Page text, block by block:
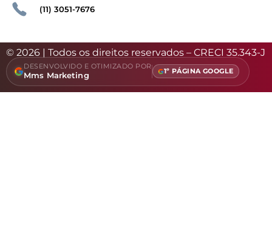
(11) 3051-7676
© 2026 | Todos os direitos reservados – CRECI 35.343-J
DESENVOLVIDO E OTIMIZADO POR
Mms Marketing 1º PÁGINA GOOGLE